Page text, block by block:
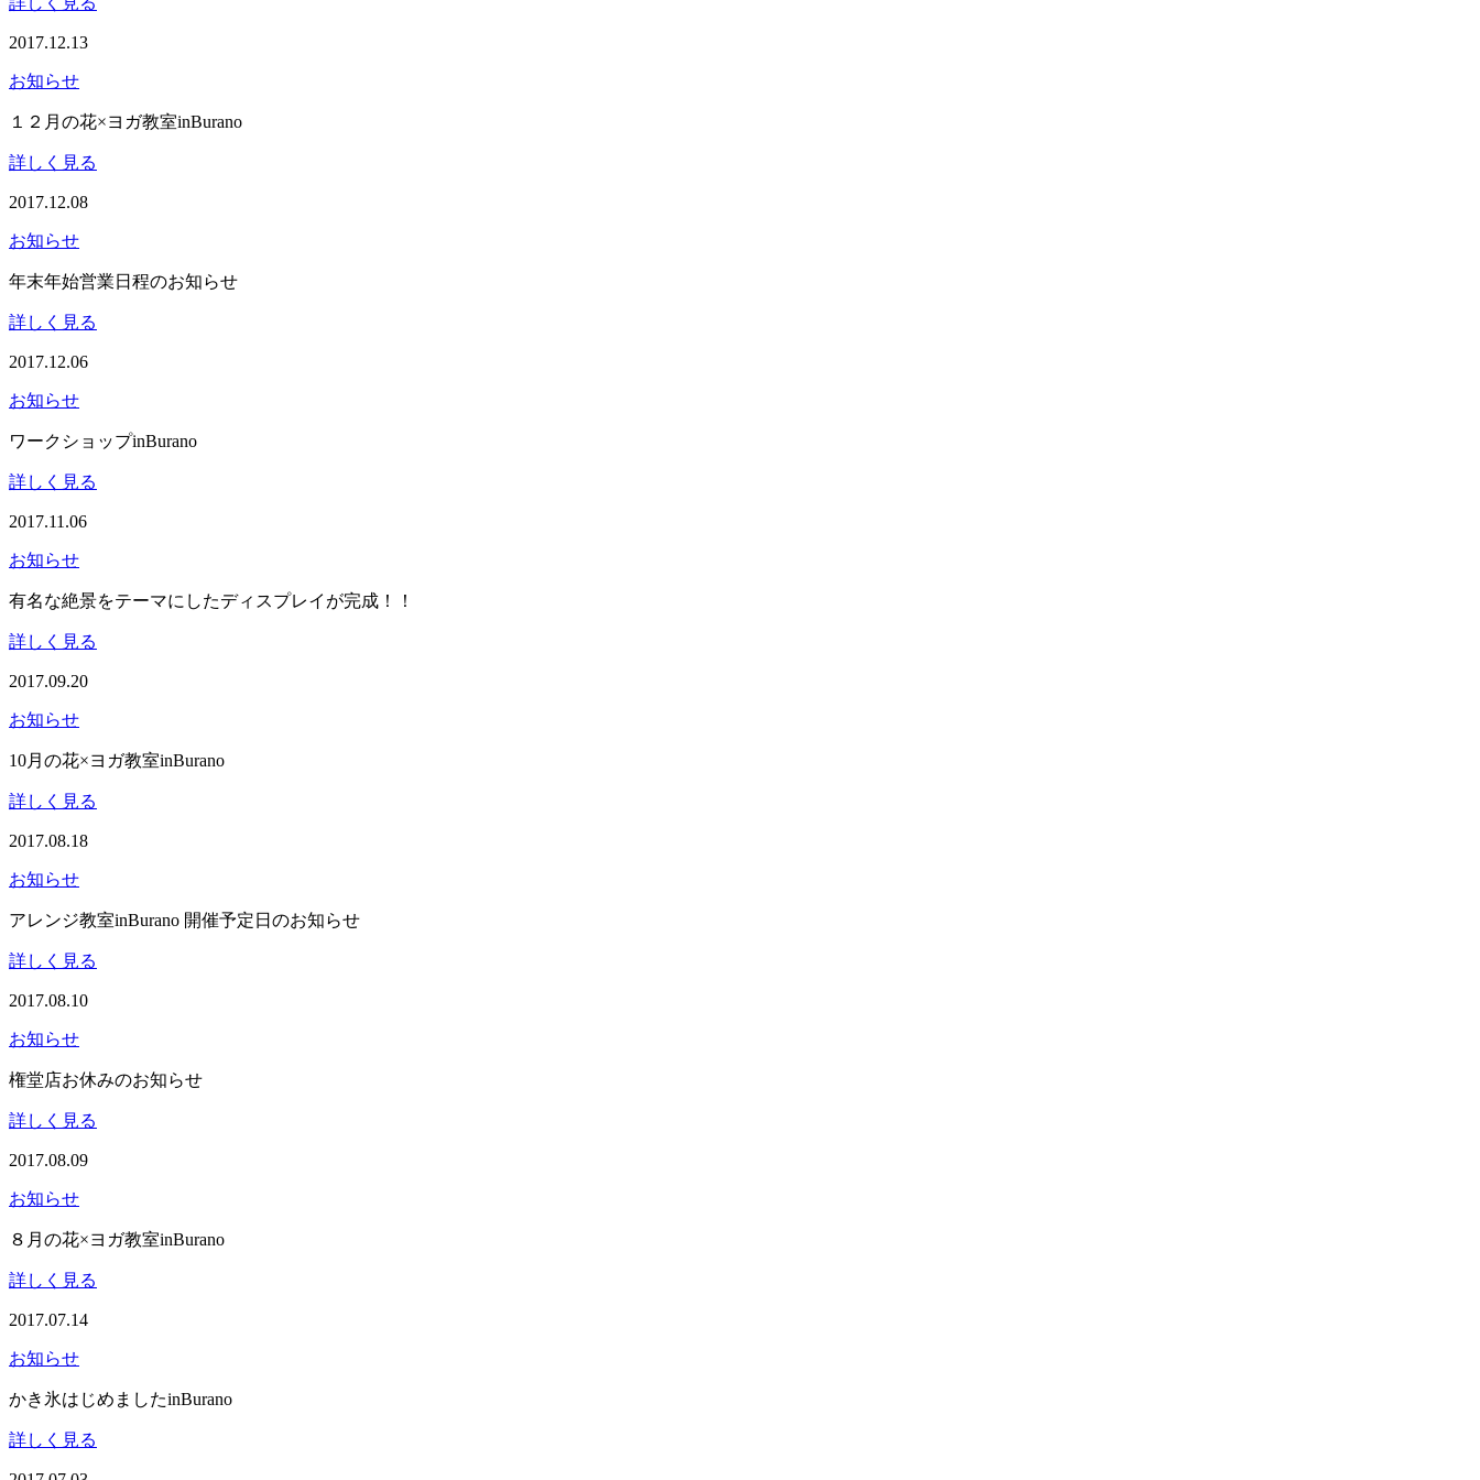
2017.12.13
お知らせ
１２月の花×ヨガ教室inBurano
詳しく見る
2017.12.08
お知らせ
年末年始営業日程のお知らせ
詳しく見る
2017.12.06
お知らせ
ワークショップinBurano
詳しく見る
2017.11.06
お知らせ
有名な絶景をテーマにしたディスプレイが完成！！
詳しく見る
2017.09.20
お知らせ
10月の花×ヨガ教室inBurano
詳しく見る
2017.08.18
お知らせ
アレンジ教室inBurano 開催予定日のお知らせ
詳しく見る
2017.08.10
お知らせ
権堂店お休みのお知らせ
詳しく見る
2017.08.09
お知らせ
８月の花×ヨガ教室inBurano
詳しく見る
2017.07.14
お知らせ
かき氷はじめましたinBurano
詳しく見る